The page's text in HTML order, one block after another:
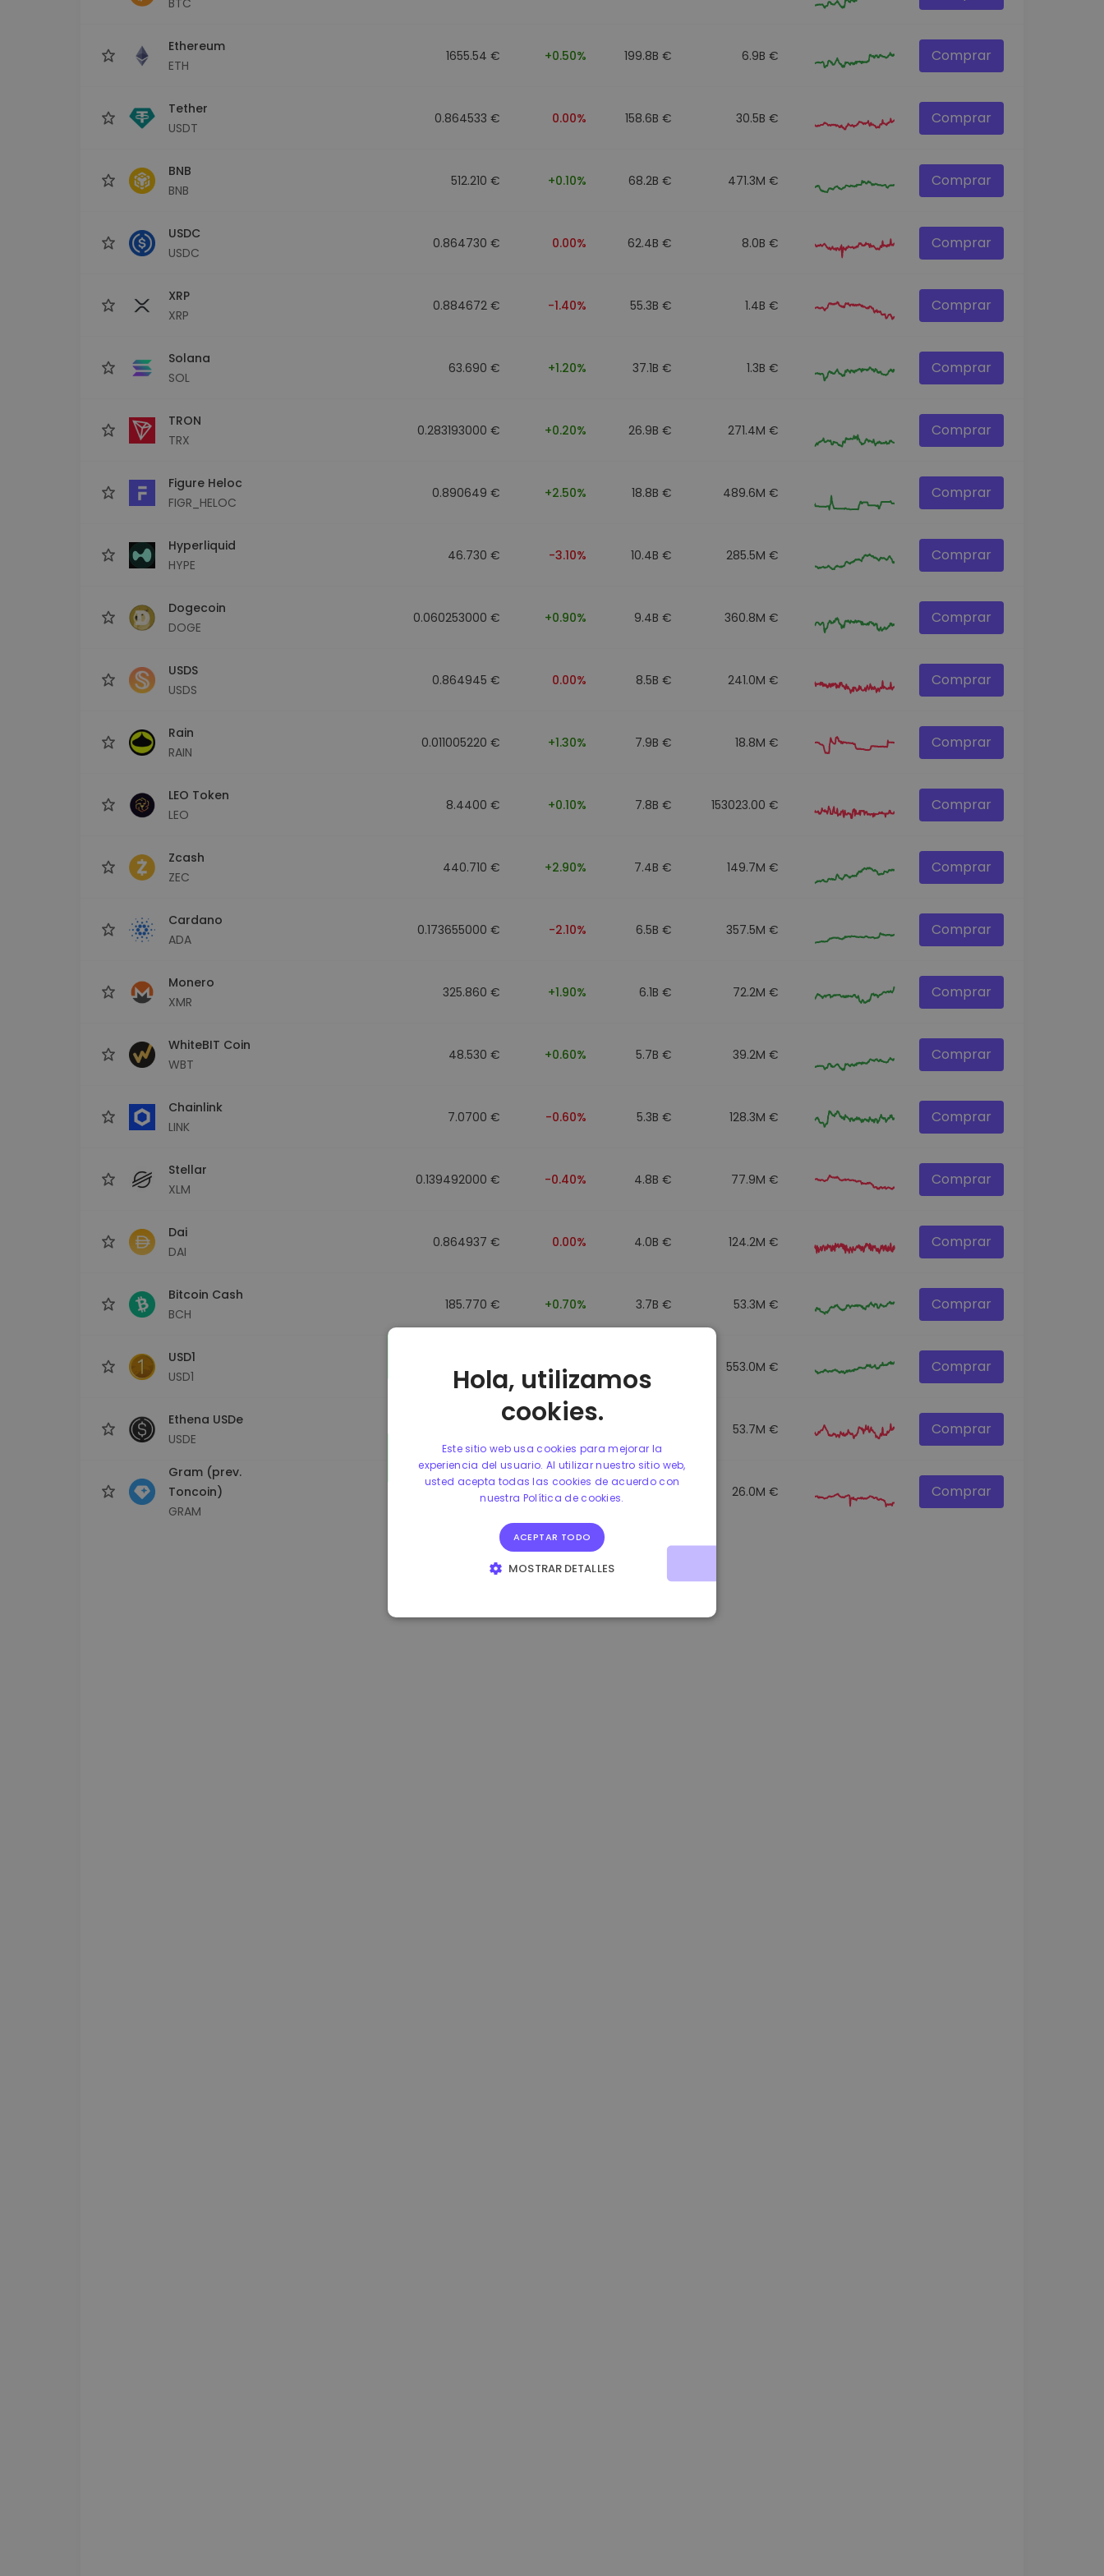
Ethereum
ETH
1655.54 € +0.50% 199.8B € 6.9B € Comprar
Tether
USDT
0.864533 € 0.00% 158.6B € 30.5B € Comprar
BNB
BNB
512.210 € +0.10% 68.2B € 471.3M € Comprar
USDC
USDC
0.864730 € 0.00% 62.4B € 8.0B € Comprar
XRP
XRP
0.884672 € -1.40% 55.3B € 1.4B € Comprar
Solana
SOL
63.690 € +1.20% 37.1B € 1.3B € Comprar
TRON
TRX
0.283193000 € +0.20% 26.9B € 271.4M € Comprar
Figure Heloc
FIGR_HELOC
0.890649 € +2.50% 18.8B € 489.6M € Comprar
Hyperliquid
HYPE
46.730 € -3.10% 10.4B € 285.5M € Comprar
Dogecoin
DOGE
0.060253000 € +0.90% 9.4B € 360.8M € Comprar
USDS
USDS
0.864945 € 0.00% 8.5B € 241.0M € Comprar
Rain
RAIN
0.011005220 € +1.30% 7.9B € 18.8M € Comprar
LEO Token
LEO
8.4400 € +0.10% 7.8B € 153023.00 € Comprar
Zcash
ZEC
440.710 € +2.90% 7.4B € 149.7M € Comprar
Cardano
ADA
0.173655000 € -2.10% 6.5B € 357.5M € Comprar
Monero
XMR
325.860 € +1.90% 6.1B € 72.2M € Comprar
WhiteBIT Coin
WBT
48.530 € +0.60% 5.7B € 39.2M € Comprar
Chainlink
LINK
7.0700 € -0.60% 5.3B € 128.3M € Comprar
Stellar
XLM
0.139492000 € -0.40% 4.8B € 77.9M € Comprar
Dai
DAI
0.864937 € 0.00% 4.0B € 124.2M € Comprar
Bitcoin Cash
BCH
185.770 € +0.70% 3.7B € 53.3M € Comprar
USD1
USD1
0.864857 € 0.00% 553.0M € Comprar
Ethena USDe
USDE
53.7M € Comprar
Gram (prev.
Toncoin)
GRAM
1.170000 € -1.80% 26.0M € Comprar
Hola, utilizamos
cookies.
Este sitio web usa cookies para mejorar la
experiencia del usuario. Al utilizar nuestro sitio web,
usted acepta todas las cookies de acuerdo con
nuestra Política de cookies.
ACEPTAR TODO
MOSTRAR DETALLES